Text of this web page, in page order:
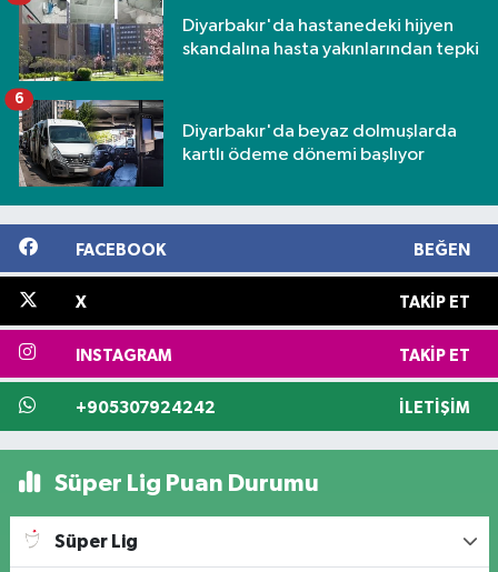
Diyarbakır'da hastanedeki hijyen
skandalına hasta yakınlarından tepki
Diyarbakır'da beyaz dolmuşlarda
kartlı ödeme dönemi başlıyor
6
FACEBOOK BEĞEN
X TAKIP ET
INSTAGRAM TAKIP ET
+905307924242 İLETIŞIM
Süper Lig Puan Durumu
Süper Lig